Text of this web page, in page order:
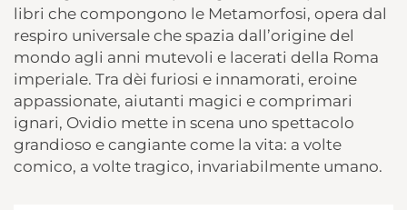
libri che compongono le Metamorfosi, opera dal
respiro universale che spazia dall’origine del
mondo agli anni mutevoli e lacerati della Roma
imperiale. Tra dèi furiosi e innamorati, eroine
appassionate, aiutanti magici e comprimari
ignari, Ovidio mette in scena uno spettacolo
grandioso e cangiante come la vita: a volte
comico, a volte tragico, invariabilmente umano.